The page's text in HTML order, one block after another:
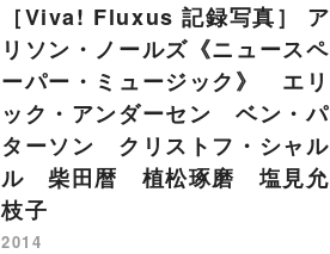
［Viva! Fluxus 記録写真］ ア
リソン・ノールズ《ニュースペ
ーパー・ミュージック》 エリ
ック・アンダーセン ベン・パ
ターソン クリストフ・シャル
ル 柴田暦 植松琢磨 塩見允
枝子
2014